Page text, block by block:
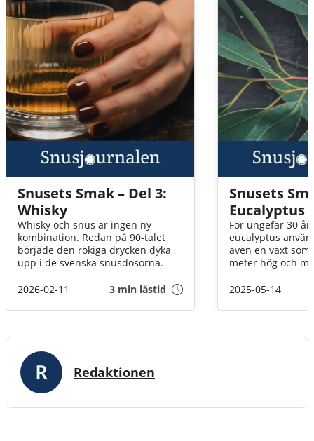
Snusets Smak – Del 3:
Whisky
Whisky och snus är ingen ny
kombination. Redan på 90-talet
började den rökiga drycken dyka
upp i de svenska snusdosorna.
2026-02-11
3 min lästid
Snusets
Eucalyptus
För ungefär 30
eucalyptus
även en växt
meter hög och
2025-05-14
Redaktionen